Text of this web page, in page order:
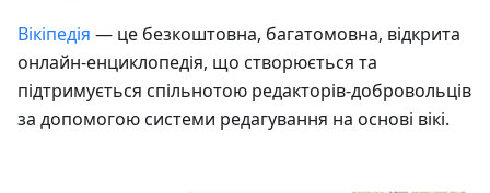
Вікіпедія — це безкоштовна, багатомовна, відкрита
онлайн-енциклопедія, що створюється та
підтримується спільнотою редакторів-добровольців
за допомогою системи редагування на основі вікі.